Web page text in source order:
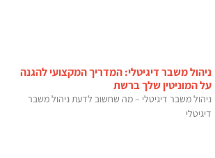
ניהול משבר דיגיטלי: המדריך המקצועי להגנה
על המוניטין שלך ברשת
ניהול משבר דיגיטלי – מה שחשוב לדעת ניהול משבר
דיגיטלי